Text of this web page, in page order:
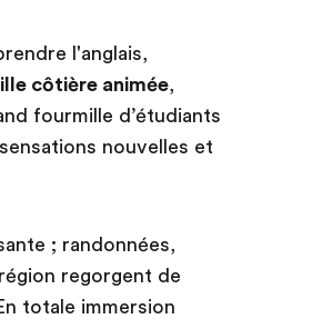
l'anglais,
côtière animée,
fourmille d’étudiants
nouvelles et
; randonnées,
regorgent de
totale immersion